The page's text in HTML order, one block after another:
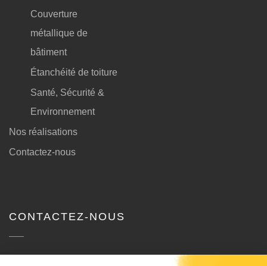
Couverture
métallique de
bâtiment
Étanchéité de toiture
Santé, Sécurité &
Environnement
Nos réalisations
Contactez-nous
CONTACTEZ-NOUS